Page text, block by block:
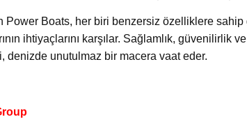
Power Boats, her biri benzersiz özelliklere
ihtiyaçlarını karşılar. Sağlamlık, güvenilirlik
denizde unutulmaz bir macera vaat eder.